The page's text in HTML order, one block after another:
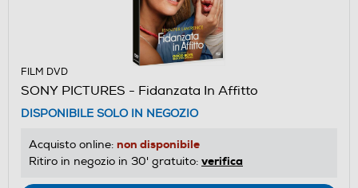
FILM DVD
SONY PICTURES - Fidanzata In Affitto
DISPONIBILE SOLO IN NEGOZIO
Acquisto online: non disponibile
Ritiro in negozio in 30' gratuito: verifica